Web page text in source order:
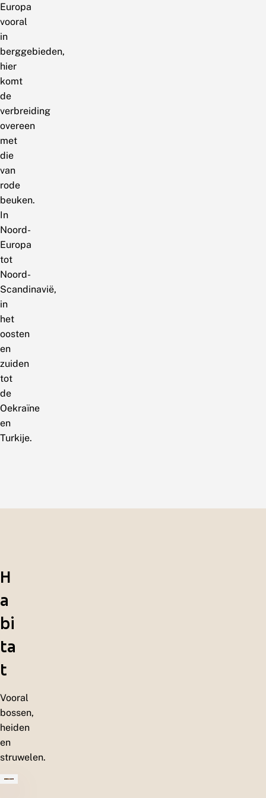
Europa
vooral
in
berggebieden,
hier
komt
de
verbreiding
overeen
met
die
van
rode
beuken.
In
Noord-
Europa
tot
Noord-
Scandinavië,
in
het
oosten
en
zuiden
tot
de
Oekraïne
en
Turkije.
H
a
bi
ta
t
Vooral
bossen,
heiden
en
struwelen.